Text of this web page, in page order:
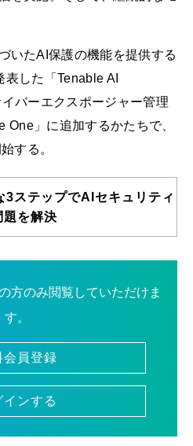
いたAI保護の機能を提供する
した「Tenable AI
バーエクスポージャー管理
One」に追加するかたちで、
する。
ステップでAIセキュリティ
題を解決
方のみ閲覧していただけま
す。
会員登録
インする